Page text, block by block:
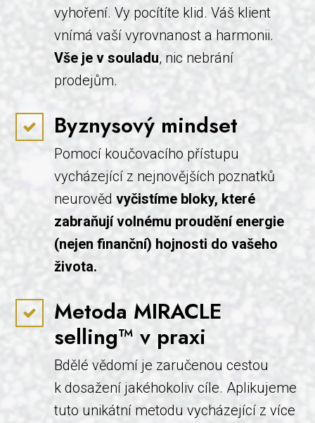
vyhoření. Vy pocítíte klid. Váš klient
vnímá vaší vyrovnanost a harmonii.
Vše je v souladu, nic nebrání
prodejům.
Byznysový mindset
Pomocí koučovacího přístupu
vycházející z nejnovějších poznatků
neurovědvyčistíme bloky, které
zabraňují volnému proudění energie
(nejen finanční) hojnosti do vašeho
života.
Metoda MIRACLE
selling™ v praxi
Bdělé vědomí je zaručenou cestou
k dosažení jakéhokoliv cíle. Aplikujeme
tuto unikátní metodu vycházející z více